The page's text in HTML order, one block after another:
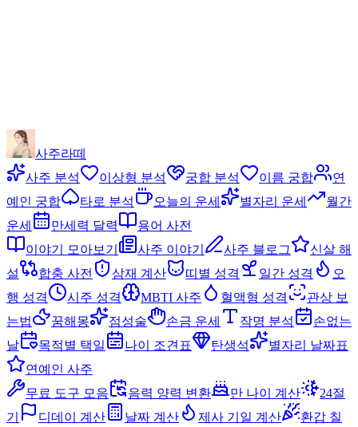
사주라떼
사주 분석
이상형 분석 궁합 분석 이름 궁합
연
예인 궁합
타로 분석 오늘의 운세 별자리 운세
월간
운세
만세력 달력
용어 사전
이야기 모아보기
사주 이야기 사주 블로그
신살 해
설
합충 사전 삼재 계산 띠별 성격 일간 성격
오
행 성격
시주 성격 MBTI 사주 혈액형 성격
관상 보
는법
꿈해몽 점성술 손금 운세 작명 분석
손없는
날
목적별 택일 나이 조견표 탄생석
별자리 날짜표
연예인 사주
무료 도구 모음
음력 양력 변환 만 나이 계산
24절
기
디데이 계산 날짜 계산 제사 기일 계산
환갑 칠